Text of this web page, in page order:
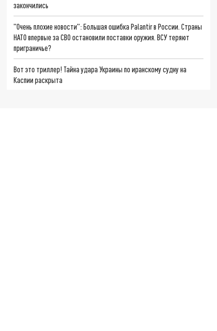
закончились
"Очень плохие новости": Большая ошибка Palantir в России. Страны
НАТО впервые за СВО остановили поставки оружия. ВСУ теряют
приграничье?
Вот это триллер! Тайна удара Украины по иранскому судну на
Каспии раскрыта